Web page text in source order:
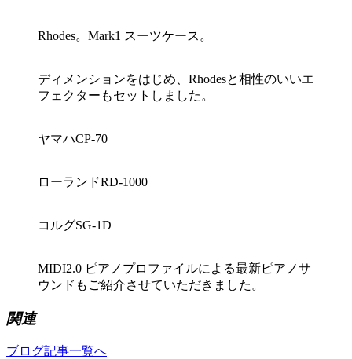
Rhodes。Mark1 スーツケース。
ディメンションをはじめ、Rhodesと相性のいいエ
フェクターもセットしました。
ヤマハCP-70
ローランドRD-1000
コルグSG-1D
MIDI2.0 ピアノプロファイルによる最新ピアノサ
ウンドもご紹介させていただきました。
関連
ブログ記事一覧へ